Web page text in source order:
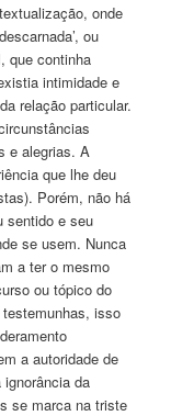
onde
ou
que continha
intimidade e
relação particular.
e alegrias. A
que lhe deu
Porém, não há
sentido e seu
se usem. Nunca
a ter o mesmo
ou tópico do
isso
a autoridade de
da
se marca na triste